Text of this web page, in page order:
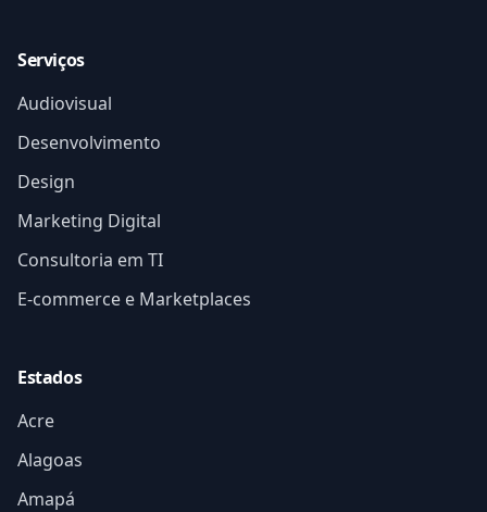
Serviços
Audiovisual
Desenvolvimento
Design
Marketing Digital
Consultoria em TI
E-commerce e Marketplaces
Estados
Acre
Alagoas
Amapá